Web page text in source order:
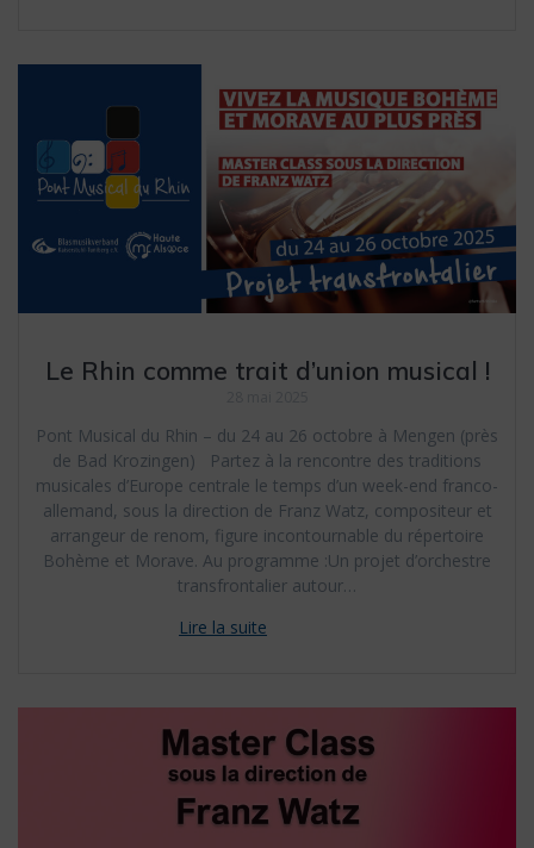
Le Rhin comme trait d’union musical !
Pont Musical du Rhin – du 24 au 26 octobre à Mengen (près
de Bad Krozingen) Partez à la rencontre des traditions
musicales d’Europe centrale le temps d’un week-end franco-
allemand, sous la direction de Franz Watz, compositeur et
arrangeur de renom, figure incontournable du répertoire
Bohème et Morave. Au programme :Un projet d’orchestre
transfrontalier autour…